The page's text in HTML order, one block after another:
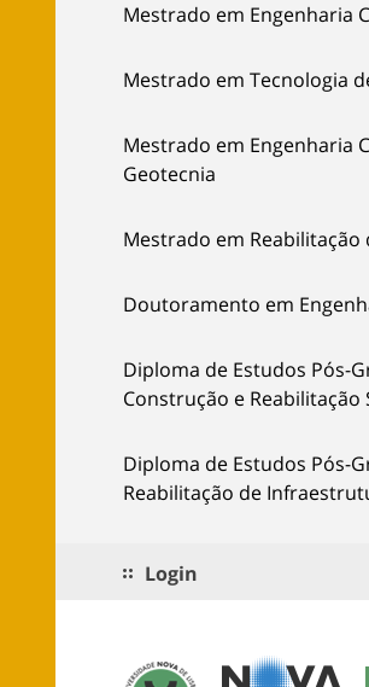
Mestrado em Engenharia
Mestrado em Tecnologia
Mestrado em Engenharia
Geotecnia
Mestrado em Reabilitação
Doutoramento em
Diploma de Estudos Pós-
Construção e Reabilitação
Diploma de Estudos Pós-
Reabilitação de
Login